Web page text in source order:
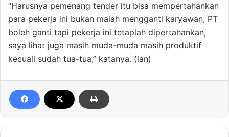
“Harusnya pemenang tender itu bisa mempertahankan
para pekerja ini bukan malah mengganti karyawan, PT
boleh ganti tapi pekerja ini tetaplah dipertahankan,
saya lihat juga masih muda-muda masih produktif
kecuali sudah tua-tua,” katanya. (lan)